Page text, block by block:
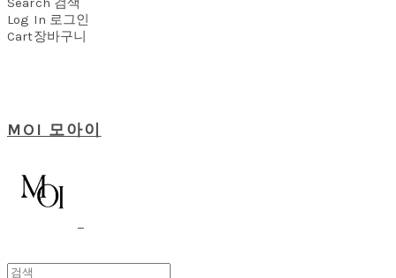
Log In 로그인
Cart장바구니
MOI 모아이